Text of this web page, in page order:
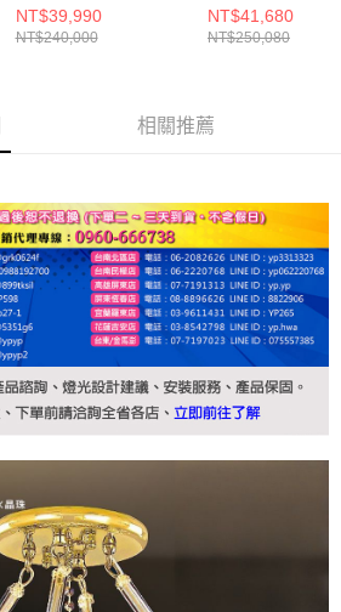
NT$39,990
NT$240,000
NT$41,680
NT$250,080
相關推薦